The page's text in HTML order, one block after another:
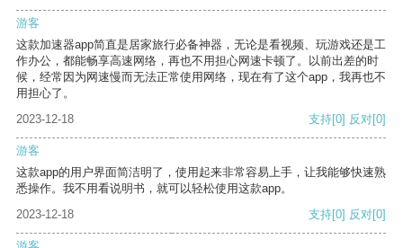
游客
这款加速器app简直是居家旅行必备神器，无论是看视频、玩游戏还是工
作办公，都能畅享高速网络，再也不用担心网速卡顿了。以前出差的时
候，经常因为网速慢而无法正常使用网络，现在有了这个app，我再也不
用担心了。
2023-12-18
支持[0] 反对[0]
游客
这款app的用户界面简洁明了，使用起来非常容易上手，让我能够快速熟
悉操作。我不用看说明书，就可以轻松使用这款app。
2023-12-18
支持[0] 反对[0]